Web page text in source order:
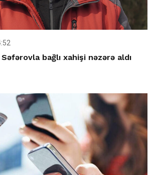
bağlı xahişi nəzərə aldı